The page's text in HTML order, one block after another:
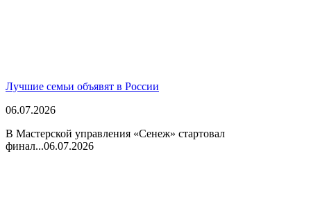
Лучшие семьи объявят в России
06.07.2026
В Мастерской управления «Сенеж» стартовал
финал...06.07.2026